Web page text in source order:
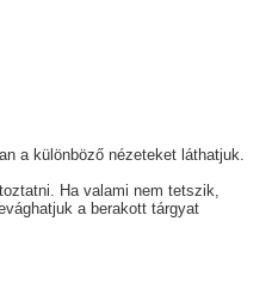
a különböző nézeteket láthatjuk.
Ha valami nem tetszik,
a berakott tárgyat